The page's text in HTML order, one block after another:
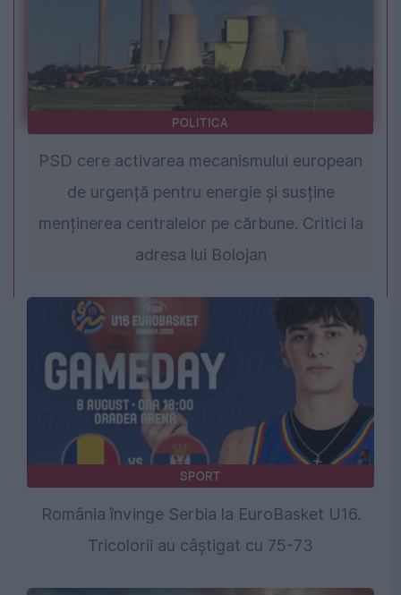
POLITICA
PSD cere activarea mecanismului european
de urgență pentru energie și susține
menținerea centralelor pe cărbune. Critici la
adresa lui Bolojan
SPORT
România învinge Serbia la EuroBasket U16.
Tricolorii au câștigat cu 75-73